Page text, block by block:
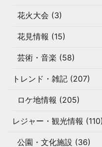
花火大会 (3)
花見情報 (15)
芸術・音楽 (58)
トレンド・雑記 (207)
ロケ地情報 (205)
レジャー・観光情報 (110)
公園・文化施設 (36)